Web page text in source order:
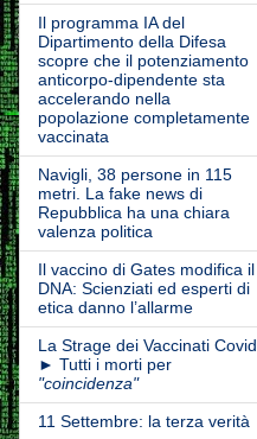
Il programma IA del
Dipartimento della Difesa
scopre che il potenziamento
anticorpo-dipendente sta
accelerando nella
popolazione completamente
vaccinata
Navigli, 38 persone in 115
metri. La fake news di
Repubblica ha una chiara
valenza politica
Il vaccino di Gates modifica il
DNA: Scienziati ed esperti di
etica danno l’allarme
La Strage dei Vaccinati Covid
► Tutti i morti per
"coincidenza"
11 Settembre: la terza verità